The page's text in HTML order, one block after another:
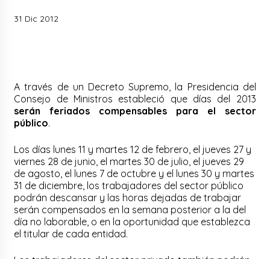
31 Dic 2012
A través de un Decreto Supremo, la Presidencia del
Consejo de Ministros estableció que días del 2013
serán feriados compensables para el sector
público.
Los días lunes 11 y martes 12 de febrero, el jueves 27 y
viernes 28 de junio, el martes 30 de julio, el jueves 29
de agosto, el lunes 7 de octubre y el lunes 30 y martes
31 de diciembre, los trabajadores del sector público
podrán descansar y las horas dejadas de trabajar
serán compensados en la semana posterior a la del
día no laborable, o en la oportunidad que establezca
el titular de cada entidad.